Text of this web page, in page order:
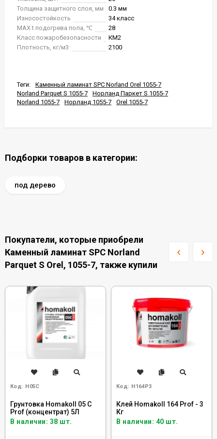
Толщина защитного слоя, мм
0.3 мм
Износостойкость
34 класс
MAX t подогрева пола, ℃
28
Класс пожаробезопасности
КМ2
Плотность, кг/м3
2100
Теги:
Каменный ламинат SPC Norland Orel 1055-7
Norland Parquet S 1055-7
Норланд Паркет S 1055-7
Norland 1055-7
Норланд 1055-7 Orel 1055-7
Подборки товаров в категории:
под дерево
Покупатели, которые приобрели
Каменный ламинат SPC Norland
Parquet S Orel, 1055-7, также купили
Код: H05C
Грунтовка Homakoll 05 C
Prof (концентрат) 5Л
В наличии: 38 шт.
Код: H164P3
Клей Homakoll 164 Prof - 3
Кг
В наличии: 40 шт.